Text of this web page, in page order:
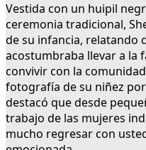
Vestida con un huipil
ceremonia tradicional,
de su infancia, relatando
acostumbraba llevar a la
convivir con la
fotografía de su niñez
destacó que desde
trabajo de las mujeres
mucho regresar con